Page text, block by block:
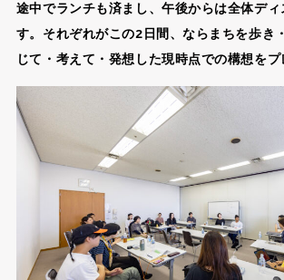
途中でランチも済まし、午後からは全体デ
す。それぞれがこの2日間、ならまちを歩き
じて・考えて・発想した現時点での構想をプ